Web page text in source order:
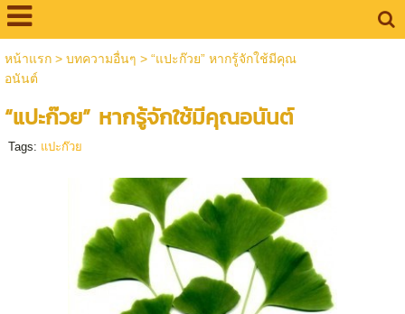
หน้าแรก> บทความอื่นๆ > “แปะก๊วย” หากรู้จักใช้มีคุณ
อนันต์
“แปะก๊วย” หากรู้จักใช้มีคุณอนันต์
Tags: แปะก๊วย